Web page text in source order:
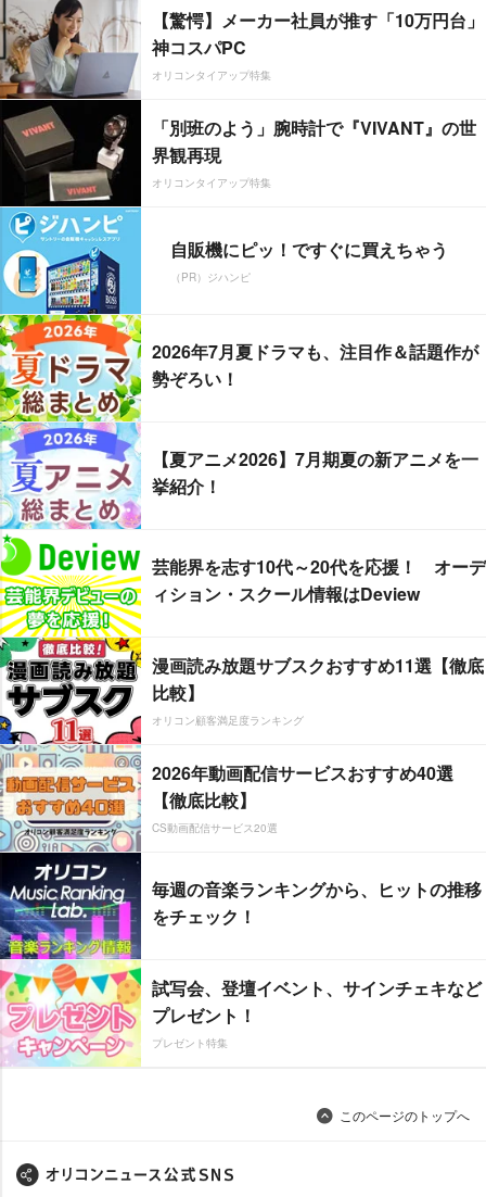
【驚愕】メーカー社員が推す「10万円台」
神コスパPC
オリコンタイアップ特集
「別班のよう」腕時計で『VIVANT』の世
界観再現
オリコンタイアップ特集
自販機にピッ！ですぐに買えちゃう
（PR）ジハンピ
2026年7月夏ドラマも、注目作＆話題作が
勢ぞろい！
【夏アニメ2026】7月期夏の新アニメを一
挙紹介！
芸能界を志す10代～20代を応援！ オーデ
ィション・スクール情報はDeview
漫画読み放題サブスクおすすめ11選【徹底
比較】
オリコン顧客満足度ランキング
2026年動画配信サービスおすすめ40選
【徹底比較】
CS動画配信サービス20選
毎週の音楽ランキングから、ヒットの推移
をチェック！
試写会、登壇イベント、サインチェキなど
プレゼント！
プレゼント特集
このページのトップへ